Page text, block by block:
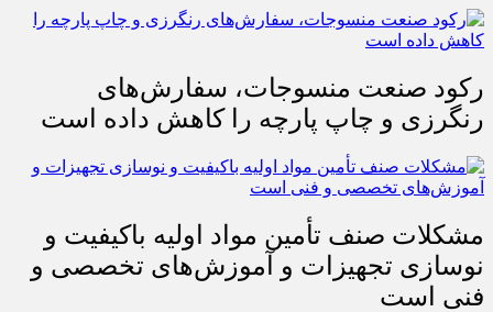
رکود صنعت منسوجات، سفارش‌های
رنگرزی و چاپ پارچه را کاهش داده است
مشکلات صنف تأمین مواد اولیه باکیفیت و
نوسازی تجهیزات و آموزش‌های تخصصی و
فنی است